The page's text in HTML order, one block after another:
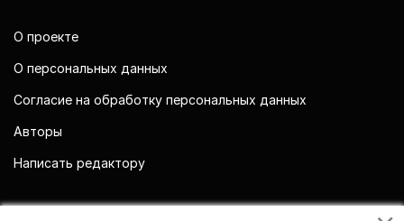
О проекте
О персональных данных
Согласие на обработку персональных данных
Авторы
Написать редактору